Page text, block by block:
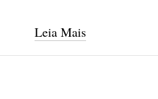
Leia Mais